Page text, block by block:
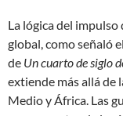
La lógica del
global, como señaló
de Un cuarto de siglo
extiende más allá de
Medio y África. Las